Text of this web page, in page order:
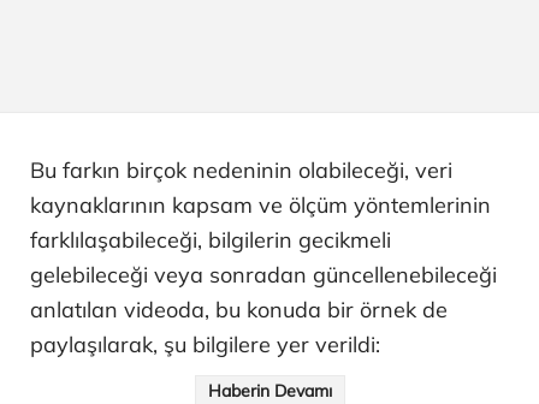
Bu farkın birçok nedeninin olabileceği, veri
kaynaklarının kapsam ve ölçüm yöntemlerinin
farklılaşabileceği, bilgilerin gecikmeli
gelebileceği veya sonradan güncellenebileceği
anlatılan videoda, bu konuda bir örnek de
paylaşılarak, şu bilgilere yer verildi:
Haberin Devamı